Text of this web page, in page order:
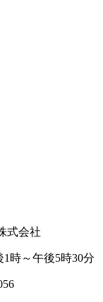
式会社
時～午後5時30分